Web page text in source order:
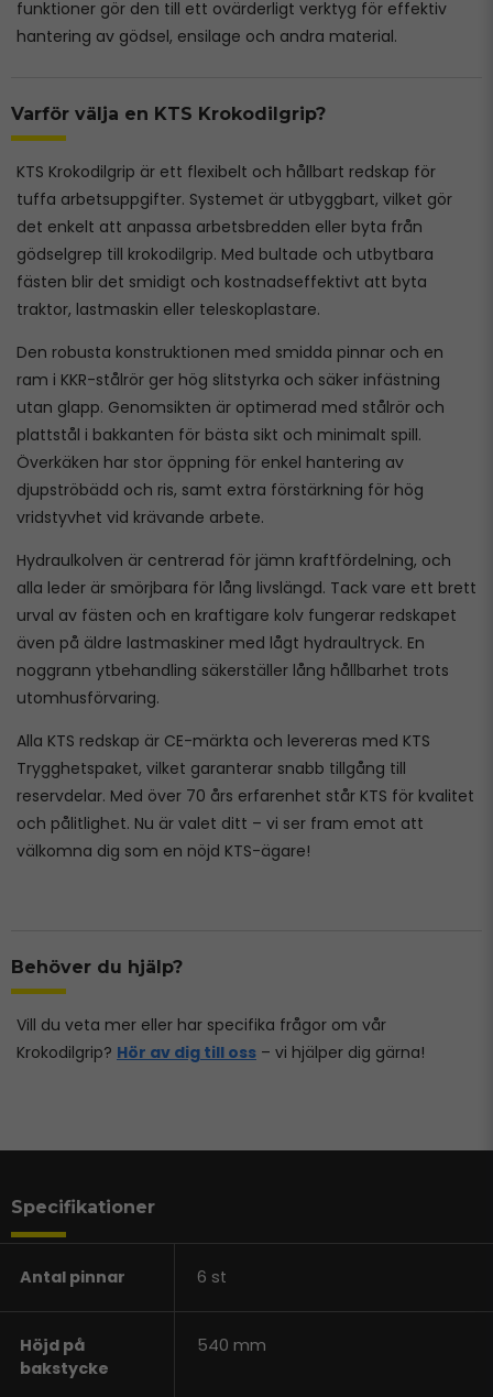
funktioner gör den till ett ovärderligt verktyg för effektiv
hantering av gödsel, ensilage och andra material.
Varför välja en KTS Krokodilgrip?
KTS Krokodilgrip är ett flexibelt och hållbart redskap för
tuffa arbetsuppgifter. Systemet är utbyggbart, vilket gör
det enkelt att anpassa arbetsbredden eller byta från
gödselgrep till krokodilgrip. Med bultade och utbytbara
fästen blir det smidigt och kostnadseffektivt att byta
traktor, lastmaskin eller teleskoplastare.
Den robusta konstruktionen med smidda pinnar och en
ram i KKR-stålrör ger hög slitstyrka och säker infästning
utan glapp. Genomsikten är optimerad med stålrör och
plattstål i bakkanten för bästa sikt och minimalt spill.
Överkäken har stor öppning för enkel hantering av
djupströbädd och ris, samt extra förstärkning för hög
vridstyvhet vid krävande arbete.
Hydraulkolven är centrerad för jämn kraftfördelning, och
alla leder är smörjbara för lång livslängd. Tack vare ett brett
urval av fästen och en kraftigare kolv fungerar redskapet
även på äldre lastmaskiner med lågt hydraultryck. En
noggrann ytbehandling säkerställer lång hållbarhet trots
utomhusförvaring.
Alla KTS redskap är CE-märkta och levereras med KTS
Trygghetspaket, vilket garanterar snabb tillgång till
reservdelar. Med över 70 års erfarenhet står KTS för kvalitet
och pålitlighet. Nu är valet ditt – vi ser fram emot att
välkomna dig som en nöjd KTS-ägare!
Behöver du hjälp?
Vill du veta mer eller har specifika frågor om vår
Krokodilgrip? Hör av dig till oss – vi hjälper dig gärna!
Specifikationer
Antal pinnar 6 st
Höjd på
bakstycke
540 mm